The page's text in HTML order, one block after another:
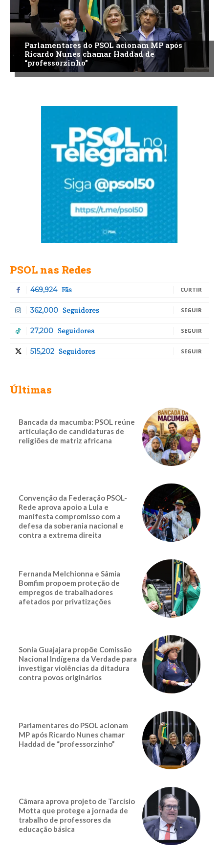
Parlamentares do PSOL acionam MP após
Ricardo Nunes chamar Haddad de
“professorzinho”
PSOL nas Redes
469,924 Fãs CURTIR
362,000 Seguidores SEGUIR
27,200 Seguidores SEGUIR
515,202 Seguidores SEGUIR
Últimas
Bancada da macumba: PSOL reúne
articulação de candidaturas de
religiões de matriz africana
Convenção da Federação PSOL-
Rede aprova apoio a Lula e
manifesta compromisso com a
defesa da soberania nacional e
contra a extrema direita
Fernanda Melchionna e Sâmia
Bomfim propoem proteção de
empregos de trabalhadores
afetados por privatizações
Sonia Guajajara propõe Comissão
Nacional Indígena da Verdade para
investigar violências da ditadura
contra povos originários
Parlamentares do PSOL acionam
MP após Ricardo Nunes chamar
Haddad de “professorzinho”
Câmara aprova projeto de Tarcísio
Motta que protege a jornada de
trabalho de professores da
educação básica